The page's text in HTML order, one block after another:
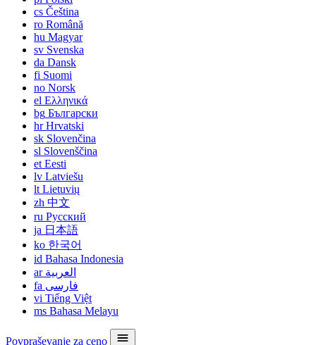
cs Čeština
ro Română
hu Magyar
sv Svenska
da Dansk
fi Suomi
no Norsk
el Ελληνικά
bg Български
hrHrvatski
sk Slovenčina
sl Slovenščina
et Eesti
lv Latviešu
lt Lietuvių
zh 中文
ru Русский
ja 日本語
ko 한국어
id Bahasa Indonesia
ar العربية
fa فارسی
vi Tiếng Việt
ms Bahasa Melayu
Povpraševanje za ceno